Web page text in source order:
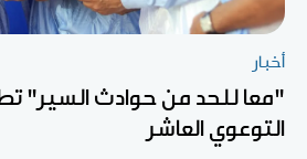
أخبار
"معا للحد من حوادث السير"
التوعوي العاشر